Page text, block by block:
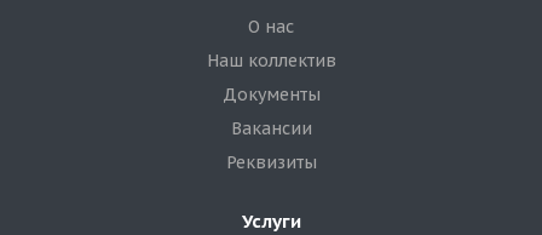
О нас
Наш коллектив
Документы
Вакансии
Реквизиты
Услуги